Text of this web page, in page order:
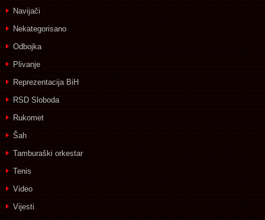
Navijači
Nekategorisano
Odbojka
Plivanje
Reprezentacija BiH
RSD Sloboda
Rukomet
Šah
Tamburaški orkestar
Tenis
Video
Vijesti